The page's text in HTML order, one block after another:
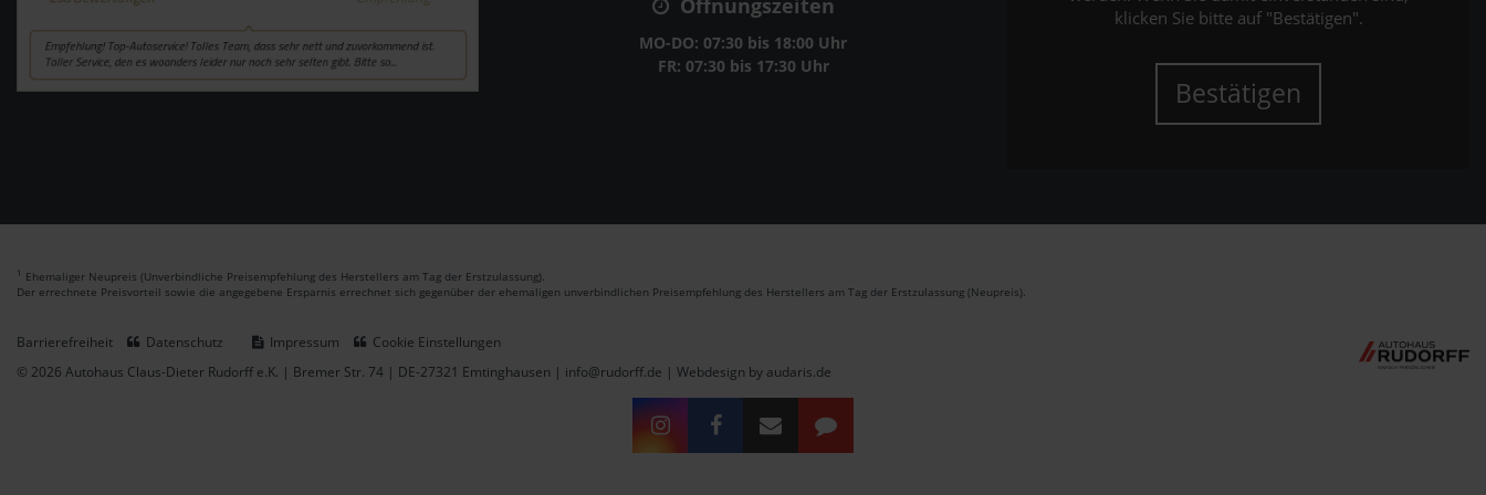
Öffnungszeiten
MO-DO: 07:30 bis 18:00 Uhr
FR: 07:30 bis 17:30 Uhr
klicken Sie bitte auf "Bestätigen".
Bestätigen
1 Ehemaliger Neupreis (Unverbindliche Preisempfehlung des Herstellers am Tag der Erstzulassung).
Der errechnete Preisvorteil sowie die angegebene Ersparnis errechnet sich gegenüber der ehemaligen unverbindlichen Preisempfehlung des Herstellers am Tag der Erstzulassung (Neupreis).
Barrierefreiheit Datenschutz Impressum
Cookie Einstellungen
© 2026 Autohaus Claus-Dieter Rudorff e.K. | Bremer Str. 74 | DE-27321 Emtinghausen | info@rudorff.de | Webdesign by audaris.de